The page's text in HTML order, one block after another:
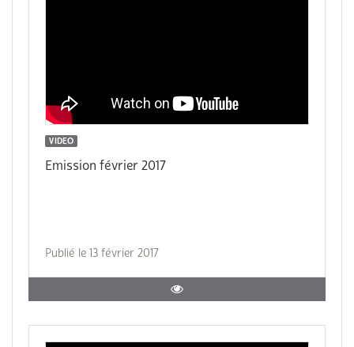
VIDEO
Emission février 2017
Publié le 13 février 2017